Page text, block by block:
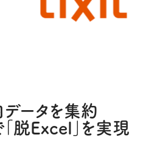
ータを集約
｢脱Excel｣を実現